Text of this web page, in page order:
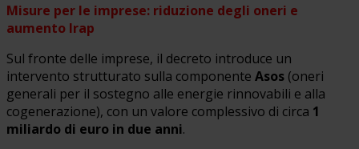
Misure per le imprese: riduzione degli oneri e
aumento Irap
Sul fronte delle imprese, il decreto introduce un
intervento strutturato sulla componente Asos (oneri
generali per il sostegno alle energie rinnovabili e alla
cogenerazione), con un valore complessivo di circa 1
miliardo di euro in due anni.